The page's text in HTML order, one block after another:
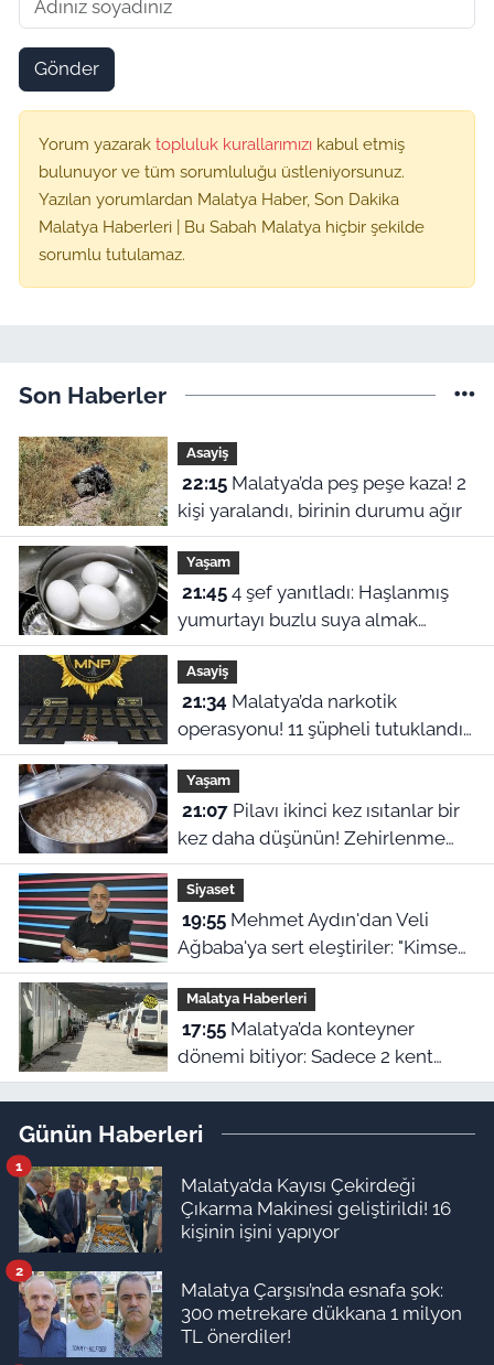
Gönder
Yorum yazarak topluluk kurallarımızı kabul etmiş
bulunuyor ve tüm sorumluluğu üstleniyorsunuz.
Yazılan yorumlardan Malatya Haber, Son Dakika
Malatya Haberleri | Bu Sabah Malatya hiçbir şekilde
sorumlu tutulamaz.
Son Haberler
Asayiş
22:15Malatya’da peş peşe kaza! 2
kişi yaralandı, birinin durumu ağır
Yaşam
21:454 şef yanıtladı: Haşlanmış
yumurtayı buzlu suya almak
neden şart?
Asayiş
21:34
operasyonu! 11 şüpheli tutuklandı,
uyuşturucu stoku ele geçirildi
Yaşam
21:07Pilavı ikinci kez ısıtanlar bir
kez daha düşünün! Zehirlenme
riski var
Siyaset
19:55Mehmet Aydın'dan Veli
Ağbaba'ya sert eleştiriler: "Kimse
hukukun üzerinde değil"
Malatya Haberleri
17:55Malatya’da konteyner
dönemi bitiyor: Sadece 2 kent
kalacak
Günün Haberleri
Malatya’da Kayısı Çekirdeği
Çıkarma Makinesi geliştirildi! 16
kişinin işini yapıyor
1
Malatya Çarşısı’nda esnafa şok:
300 metrekare dükkana 1 milyon
TL önerdiler!
2